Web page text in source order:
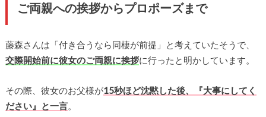
ご両親への挨拶からプロポーズまで
藤森さんは「付き合うなら同棲が前提」と考えていたそうで、
交際開始前に彼女のご両親に挨拶に行ったと明かしています。
その際、彼女のお父様が15秒ほど沈黙した後、『大事にしてく
ださい』と一言。